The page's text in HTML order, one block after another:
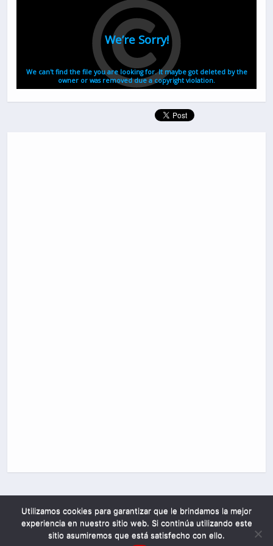
Utilizamos cookies para garantizar que le brindamos la mejor
experiencia en nuestro sitio web. Si continúa utilizando este
sitio asumiremos que está satisfecho con ello.
Mobile Desktop